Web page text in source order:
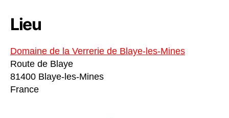
Lieu
Domaine de la Verrerie de Blaye-les-Mines
Route de Blaye
81400 Blaye-les-Mines
France